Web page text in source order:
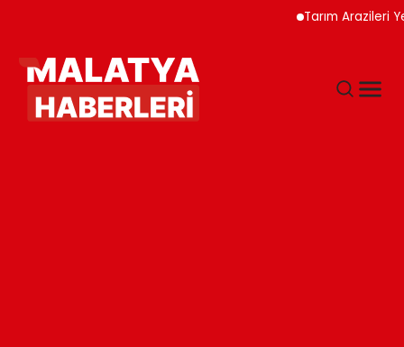
Tarım Arazileri Yeni